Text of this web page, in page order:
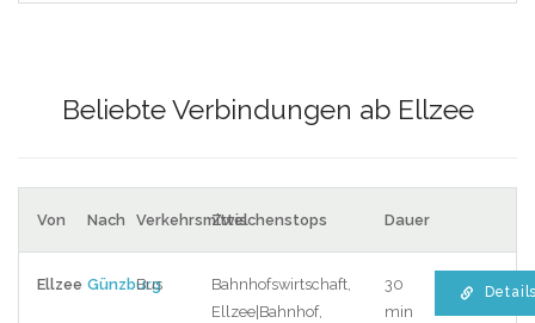
Beliebte Verbindungen ab Ellzee
Von Nach VerkehrsmittelZwischenstops Dauer
Ellzee Günzburg
Bus
Bahnhofswirtschaft,
Ellzee|Bahnhof,
30
min